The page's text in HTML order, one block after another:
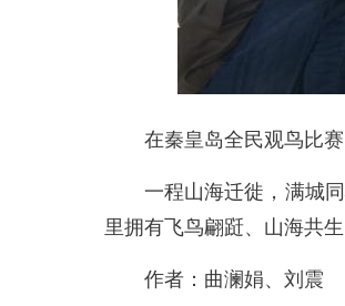
在秦皇岛全民观鸟比赛
一程山海迁徙，满城同
里拥有飞鸟翩跹、山海共生
作者：曲澜娟、刘震